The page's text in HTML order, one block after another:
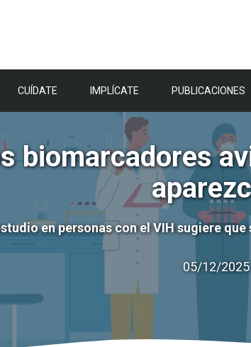
CUÍDATE IMPLÍCATE PUBLICACIONES
biomarcadores
en personas con el VIH sugiere
05/12/2025